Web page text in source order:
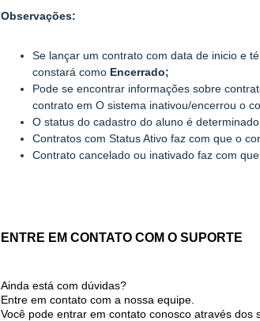
Observações:
Se lançar um contrato com data de inicio e
constará como Encerrado;
Pode se encontrar informações sobre
contrato em O sistema inativou/encerrou o
O status do cadastro do aluno é
Contratos com Status Ativo faz com que o
Contrato cancelado ou inativado faz com
ENTRE EM CONTATO COM O SUPORTE
Ainda está com dúvidas?
Entre em contato com a nossa equipe.
Você pode entrar em contato conosco através dos